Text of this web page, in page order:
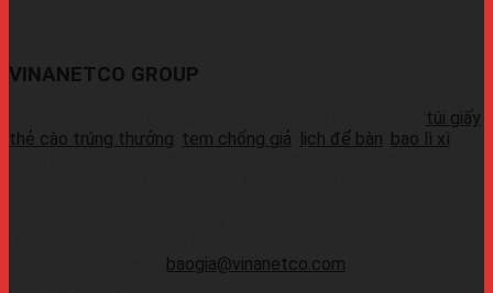
VINANETCO GROUP
túi giấy
thẻ cào trúng thưởng tem chống giả lịch để bàn bao lì xì
baogia@vinanetco.com